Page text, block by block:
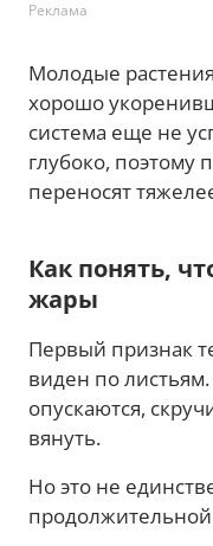
Реклама
Молодые
хорошо
система еще не
глубоко, поэтому
переносят
Как понять,
жары
Первый признак
виден по
опускаются,
вянуть.
Но это не